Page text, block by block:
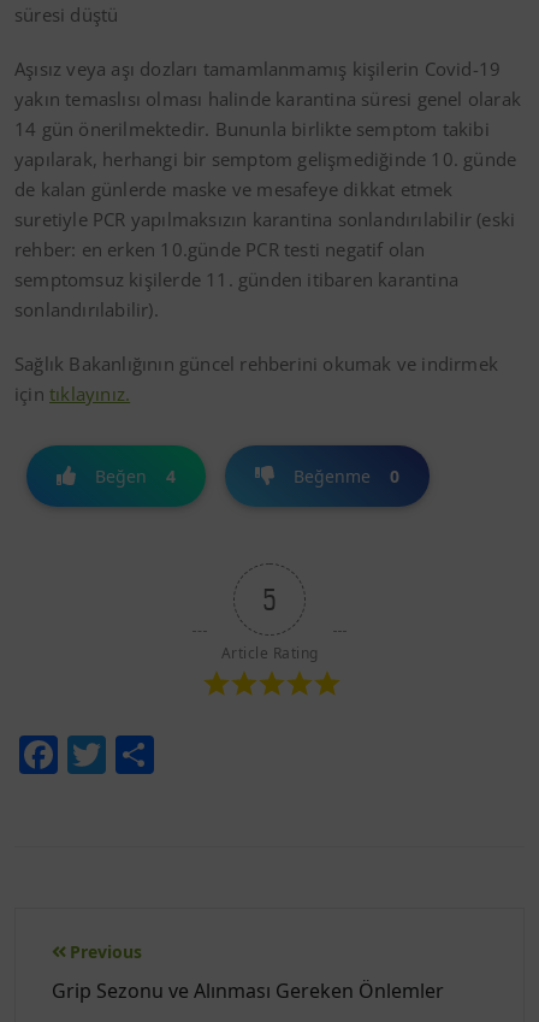
süresi düştü
Aşısız veya aşı dozları tamamlanmamış kişilerin Covid-19
yakın temaslısı olması halinde karantina süresi genel olarak
14 gün önerilmektedir. Bununla birlikte semptom takibi
yapılarak, herhangi bir semptom gelişmediğinde 10. günde
de kalan günlerde maske ve mesafeye dikkat etmek
suretiyle PCR yapılmaksızın karantina sonlandırılabilir (eski
rehber: en erken 10.günde PCR testi negatif olan
semptomsuz kişilerde 11. günden itibaren karantina
sonlandırılabilir).
Sağlık Bakanlığının güncel rehberini okumak ve indirmek
için tıklayınız.
Beğen 4 Beğenme 0
5
Article Rating
Facebook
Twitter
Yazı
gezinmesi
Previous
Grip Sezonu ve Alınması Gereken Önlemler